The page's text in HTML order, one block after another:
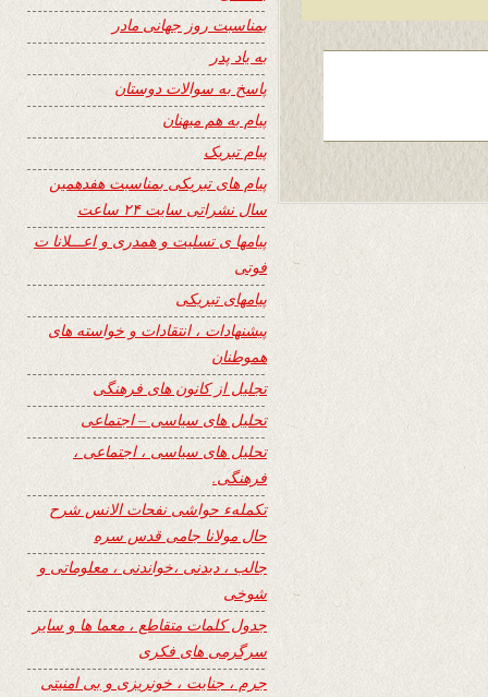
بمناسبت روز جهانی مادر
به یاد پدر
پاسخ به سوالات دوستان
پیام به هم میهنان
پیام تبریک
پیام های تبریکی بمناسبت هفدهمین
سال نشراتی سایت ۲۴ ساعت
پیامها ی تسلیت و همدری و اعـــلانا ت
فوتی
پیامهای تبریکی
پیشنهادات ، انتقادات و خواسته های
هموطنان
تجلیل از کانون های فرهنگی
تحلیل های سیاسی – اجتماعی
تحلیل های سیاسی ، اجتماعی ،
فرهنگی.
تکملهء حواشی نفحات الانس شرح
حال مولانا جامی قدس سره
جالب ، دیدنی ،خواندنی ، معلوماتی و
شوخی
جدول کلمات متقاطع ، معما ها و سایر
سرگرمی های فکری
جرم ، جنایت ، خونریزی و بی امنیتی